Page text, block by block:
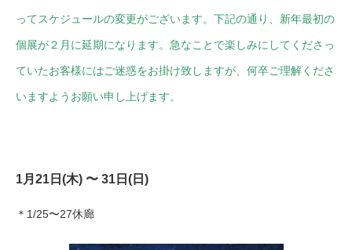
ってスケジュールの変更がございます。下記の通り、新年最初の
個展が２月に延期になります。急なことで楽しみにしてくださっ
ていたお客様にはご迷惑をお掛け致しますが、何卒ご理解くださ
いますようお願い申し上げます。
1月21日(木) 〜 31日(日)
＊1/25〜27休廊